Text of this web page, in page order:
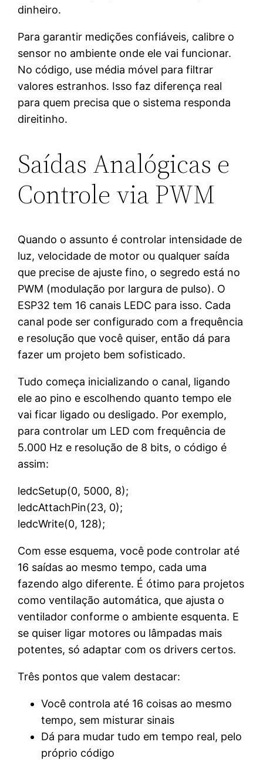
dinheiro.
Para garantir medições confiáveis, calibre o
sensor no ambiente onde ele vai funcionar.
No código, use média móvel para filtrar
valores estranhos. Isso faz diferença real
para quem precisa que o sistema responda
direitinho.
Saídas Analógicas e
Controle via PWM
Quando o assunto é controlar intensidade de
luz, velocidade de motor ou qualquer saída
que precise de ajuste fino, o segredo está no
PWM (modulação por largura de pulso). O
ESP32 tem 16 canais LEDC para isso. Cada
canal pode ser configurado com a frequência
e resolução que você quiser, então dá para
fazer um projeto bem sofisticado.
Tudo começa inicializando o canal, ligando
ele ao pino e escolhendo quanto tempo ele
vai ficar ligado ou desligado. Por exemplo,
para controlar um LED com frequência de
5.000 Hz e resolução de 8 bits, o código é
assim:
ledcSetup(0, 5000, 8);
ledcAttachPin(23, 0);
ledcWrite(0, 128);
Com esse esquema, você pode controlar até
16 saídas ao mesmo tempo, cada uma
fazendo algo diferente. É ótimo para projetos
como ventilação automática, que ajusta o
ventilador conforme o ambiente esquenta. E
se quiser ligar motores ou lâmpadas mais
potentes, só adaptar com os drivers certos.
Três pontos que valem destacar:
Você controla até 16 coisas ao mesmo
tempo, sem misturar sinais
Dá para mudar tudo em tempo real, pelo
próprio código